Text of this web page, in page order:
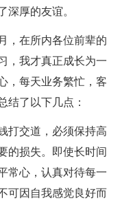
深厚的友谊。
，在所内各位前辈的
，我才真正成长为一
，每天业务繁忙，客
结了以下几点：
打交道，必须保持高
的损失。即使长时间
常心，认真对待每一
可因自我感觉良好而